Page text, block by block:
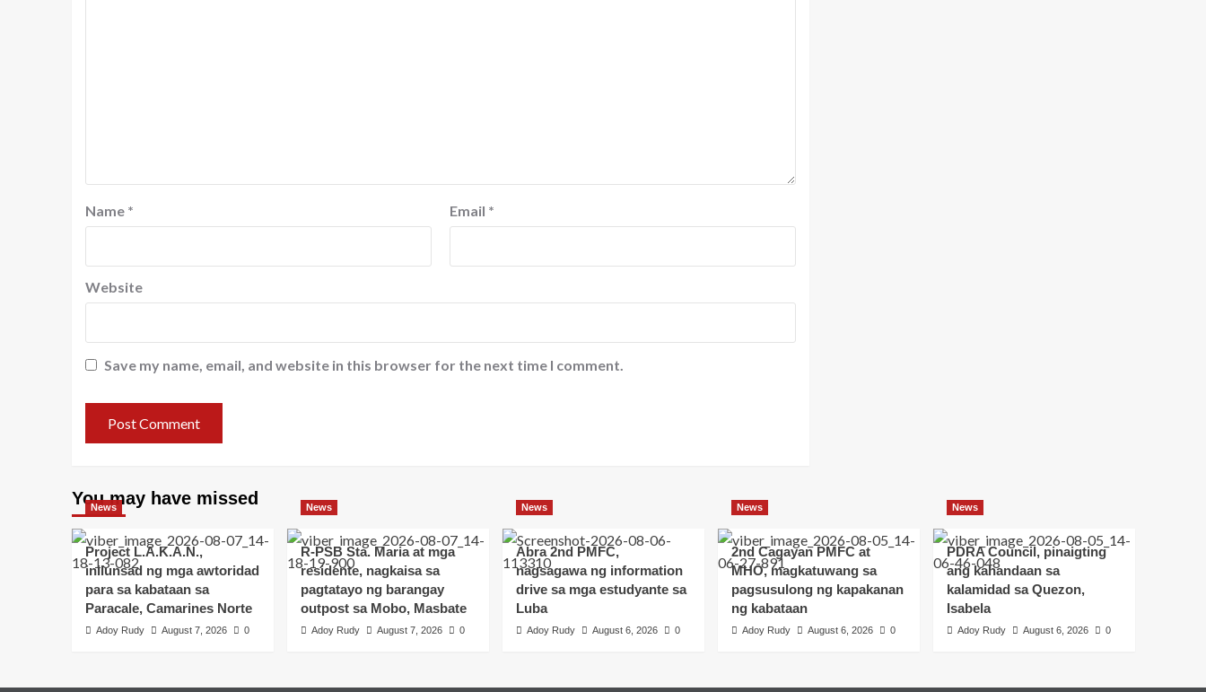
Name * Email *
Website
Save my name, email, and website in this browser for the next time I comment.
You may have missed
News
Project L.A.K.A.N.,
inilunsad ng mga awtoridad
para sa kabataan sa
Paracale, Camarines Norte
Adoy Rudy August 7, 2026 0
News
R-PSB Sta. Maria at mga
residente, nagkaisa sa
pagtatayo ng barangay
outpost sa Mobo, Masbate
Adoy Rudy August 7, 2026 0
News
Abra 2nd PMFC,
nagsagawa ng information
drive sa mga estudyante sa
Luba
Adoy Rudy August 6, 2026 0
News
2nd Cagayan PMFC at
MHO, magkatuwang sa
pagsusulong ng kapakanan
ng kabataan
Adoy Rudy August 6, 2026 0
News
PDRA Council, pinaigting
ang kahandaan sa
kalamidad sa Quezon,
Isabela
Adoy Rudy August 6, 2026 0